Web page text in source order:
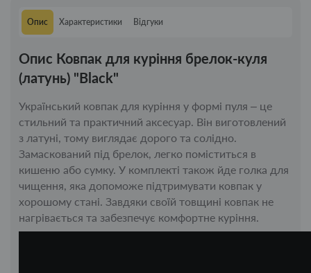
Опис Характеристики Відгуки
Опис Ковпак для куріння брелок-куля
(латунь) "Black"
Український ковпак для куріння у формі пуля – це
стильний та практичний аксесуар. Він виготовлений
з латуні, тому виглядає дорого та солідно.
Замаскований під брелок, легко поміститься в
кишеню або сумку. У комплекті також йде голка для
чищення, яка допоможе підтримувати ковпак у
хорошому стані. Завдяки своїй товщині ковпак не
нагрівається та забезпечує комфортне куріння.